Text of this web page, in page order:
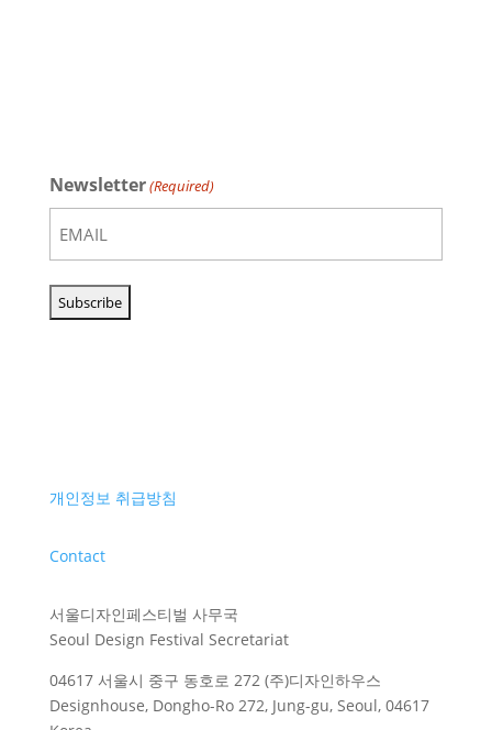
Newsletter(Required)
개인정보 취급방침
Contact
서울디자인페스티벌 사무국
Seoul Design Festival Secretariat
04617 서울시 중구 동호로 272 (주)디자인하우스
Designhouse, Dongho-Ro 272, Jung-gu, Seoul, 04617